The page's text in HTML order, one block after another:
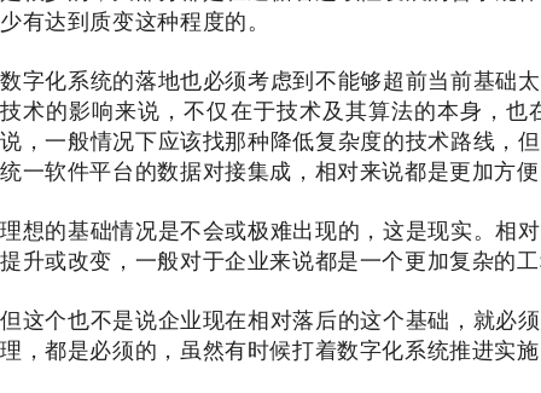
少有达到质变这种程度的。
数字化系统的落地也必须考虑到不能够超前当前基础
技术的影响来说，不仅在于技术及其算法的本身，
说，一般情况下应该找那种降低复杂度的技术路线，
统一软件平台的数据对接集成，相对来说都是更加方
理想的基础情况是不会或极难出现的，这是现实。相
提升或改变，一般对于企业来说都是一个更加复杂的
但这个也不是说企业现在相对落后的这个基础，就必
理，都是必须的，虽然有时候打着数字化系统推进实